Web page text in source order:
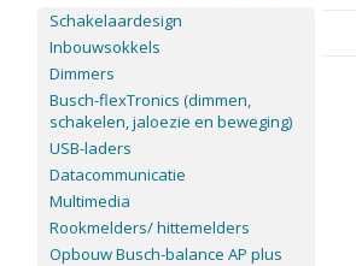
Schakelaardesign
Inbouwsokkels
Dimmers
Busch-flexTronics (dimmen,
schakelen, jaloezie en beweging)
USB-laders
Datacommunicatie
Multimedia
Rookmelders/ hittemelders
Opbouw Busch-balance AP plus